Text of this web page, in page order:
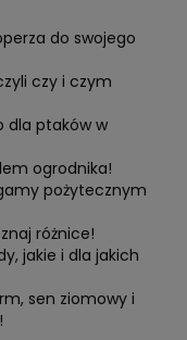
do swojego
czy i czym
dla ptaków w
ogrodnika!
pożytecznym
różnice!
jakie i dla jakich
sen ziomowy i